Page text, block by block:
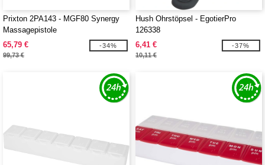
Prixton 2PA143 - MGF80 Synergy
Massagepistole
65,79 €
99,73 €
-34%
Hush Ohrstöpsel - EgotierPro
126338
6,41 €
10,11 €
-37%